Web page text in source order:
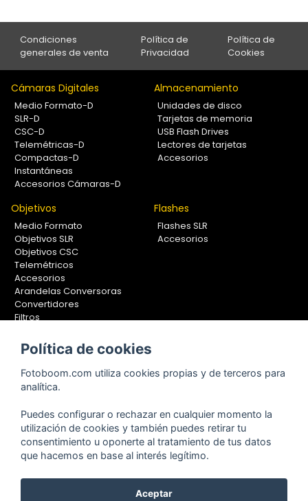
Condiciones
generales de venta
Política de
Privacidad
Política de
Cookies
Cámaras Digitales
Medio Formato-D
SLR-D
CSC-D
Telemétricas-D
Compactas-D
Instantáneas
Accesorios Cámaras-D
Almacenamiento
Unidades de disco
Tarjetas de memoria
USB Flash Drives
Lectores de tarjetas
Accesorios
Objetivos
Medio Formato
Objetivos SLR
Objetivos CSC
Telemétricos
Accesorios
Arandelas Conversoras
Convertidores
Filtros
Calibradores
Flashes
Flashes SLR
Accesorios
Soportes Fotografía
Monopiés
Trípodes
Kit Completos
Accesorios
Copyright © 2001-2024, Fotoboom, Fotonet, S.L. CIF. B-83430587
Política de cookies
Fotoboom.com utiliza cookies propias y de terceros para
analítica.
Puedes configurar o rechazar en cualquier momento la
utilización de cookies y también puedes retirar tu
consentimiento u oponerte al tratamiento de tus datos
que hacemos en base al interés legítimo.
Aceptar